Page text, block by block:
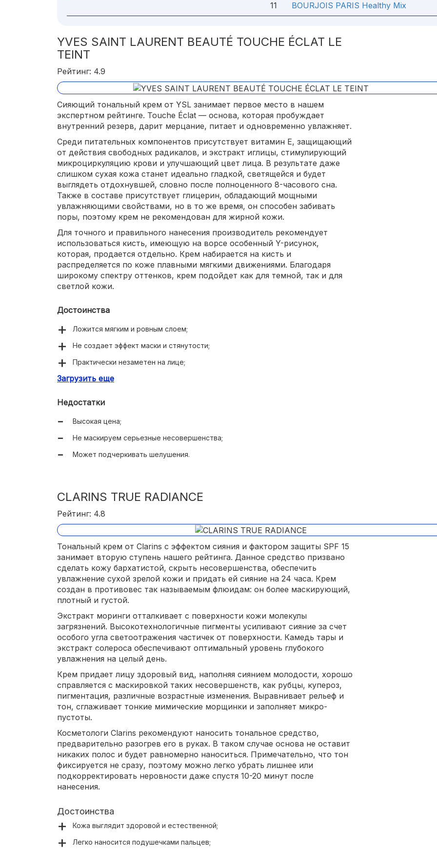
11 BOURJOIS PARIS Healthy Mix
YVES SAINT LAURENT BEAUTÉ TOUСHE ÉСLAT LE
TEINT
Рейтинг: 4.9
Сияющий тональный крем от YSL занимает первое место в нашем
экспертном рейтинге. Touche Éclat — основа, которая пробуждает
внутренний резерв, дарит мерцание, питает и одновременно увлажняет.
Среди питательных компонентов присутствует витамин Е, защищающий
от действия свободных радикалов, и экстракт иглицы, стимулирующий
микроциркуляцию крови и улучшающий цвет лица. В результате даже
слишком сухая кожа станет идеально гладкой, светящейся и будет
выглядеть отдохнувшей, словно после полноценного 8-часового сна.
Также в составе присутствует глицерин, обладающий мощными
увлажняющими свойствами, но в то же время, он способен забивать
поры, поэтому крем не рекомендован для жирной кожи.
Для точного и правильного нанесения производитель рекомендует
использоваться кисть, имеющую на ворсе особенный Y-рисунок,
которая, продается отдельно. Крем набирается на кисть и
распределяется по коже плавными мягкими движениями. Благодаря
широкому спектру оттенков, крем подойдет как для темной, так и для
светлой кожи.
Достоинства
Ложится мягким и ровным слоем;
Не создает эффект маски и стянутости;
Практически незаметен на лице;
Увлажняет, разглаживает и питает;
Загрузить еще
Недостатки
Высокая цена;
Не маскируем серьезные несовершенства;
Может подчеркивать шелушения.
CLARINS TRUE RADIANCE
Рейтинг: 4.8
Тональный крем от Clarins с эффектом сияния и фактором защиты SPF 15
занимает вторую ступень нашего рейтинга. Данное средство призвано
сделать кожу бархатистой, скрыть несовершенства, обеспечить
увлажнение сухой зрелой кожи и придать ей сияние на 24 часа. Крем
создан в противовес так называемым флюидам: он более маскирующий,
плотный и густой.
Экстракт моринги отталкивает с поверхности кожи молекулы
загрязнений. Высокотехнологичные пигменты усиливают сияние за счет
особого угла светоотражения частичек от поверхности. Камедь тары и
экстракт солероса обеспечивают оптимальный уровень глубокого
увлажнения на целый день.
Крем придает лицу здоровый вид, наполняя сиянием молодости, хорошо
справляется с маскировкой таких несовершенств, как рубцы, купероз,
пигментация, различные возрастные изменения. Выравнивает рельеф и
тон, сглаживает тонкие мимические морщинки и заполняет микро-
пустоты.
Косметологи Clarins рекомендуют наносить тональное средство,
предварительно разогрев его в руках. В таком случае основа не оставит
никаких полос и будет равномерно наноситься. Примечательно, что тон
фиксируется не сразу, поэтому можно легко убрать лишнее или
подкорректировать неровности даже спустя 10-20 минут после
нанесения.
Достоинства
Кожа выглядит здоровой и естественной;
Легко наносится подушечками пальцев;